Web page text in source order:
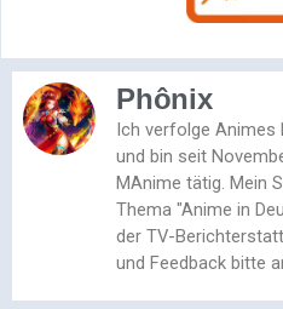
Phônix
Ich verfolge Animes
und bin seit
MAnime tätig. Mein
Thema "Anime in
der TV-
und Feedback bitte